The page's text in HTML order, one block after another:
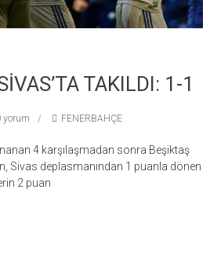
TAKILDI: 1-1
yorum FENERBAHÇE
4 karşılaşmadan sonra Beşiktaş
Sivas deplasmanından 1 puanla dönen
2 puan